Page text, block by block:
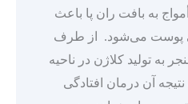
به بافت ران پا باعث
پوست می‌شود. از طرف
به تولید کلاژن در ناحیه
آن درمان افتادگی